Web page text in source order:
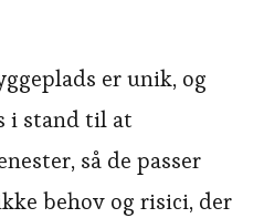
er unik, og
i stand til at
så de passer
behov og risici, der